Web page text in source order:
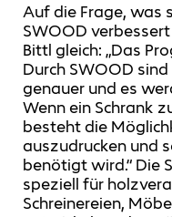
Auf die Frage, was
SWOOD
Bittl gleich: „Das
Durch SWOOD
genauer und es
Wenn ein Schrank
besteht die
auszudrucken und
benötigt wird.“ Die
speziell für
Schreinereien,